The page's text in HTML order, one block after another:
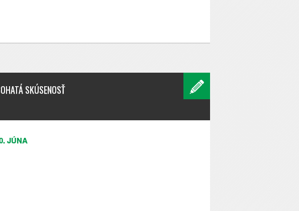
SKÚSENOSŤ
JÚNA